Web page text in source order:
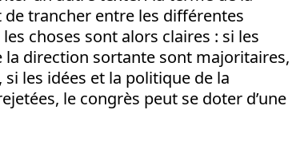
trancher entre les différentes
choses sont alors claires : si les
direction sortante sont majoritaires,
les idées et la politique de la
le congrès peut se doter d’une